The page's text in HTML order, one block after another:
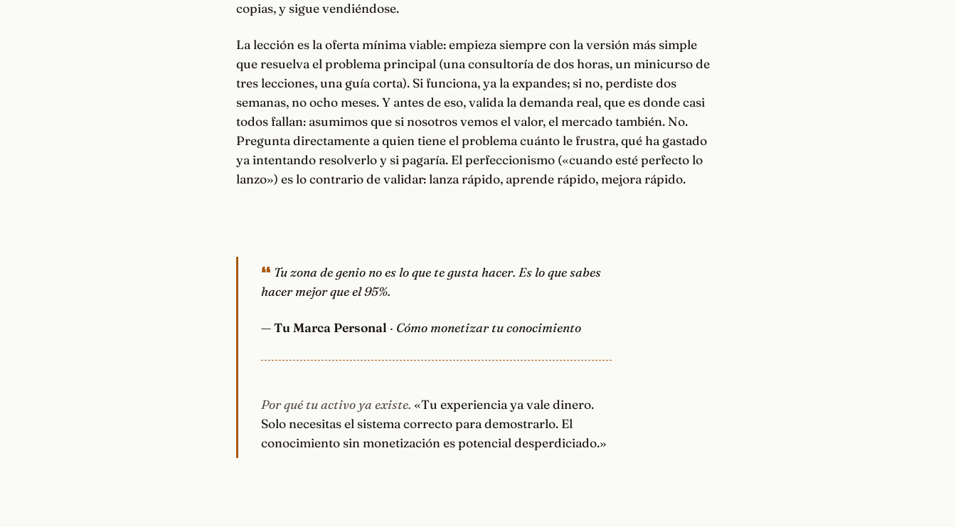
copias, y sigue vendiéndose.
La lección es la oferta mínima viable: empieza siempre con la versión más simple
que resuelva el problema principal (una consultoría de dos horas, un minicurso de
tres lecciones, una guía corta). Si funciona, ya la expandes; si no, perdiste dos
semanas, no ocho meses. Y antes de eso, valida la demanda real, que es donde casi
todos fallan: asumimos que si nosotros vemos el valor, el mercado también. No.
Pregunta directamente a quien tiene el problema cuánto le frustra, qué ha gastado
ya intentando resolverlo y si pagaría. El perfeccionismo («cuando esté perfecto lo
lanzo») es lo contrario de validar: lanza rápido, aprende rápido, mejora rápido.
Tu zona de genio no es lo que te gusta hacer. Es lo que sabes
hacer mejor que el 95%.
—Tu Marca Personal · Cómo monetizar tu conocimiento
Por qué tu activo ya existe. «Tu experiencia ya vale dinero.
Solo necesitas el sistema correcto para demostrarlo. El
conocimiento sin monetización es potencial desperdiciado.»